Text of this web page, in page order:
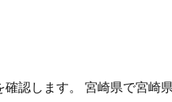
認します。 宮崎県で宮崎